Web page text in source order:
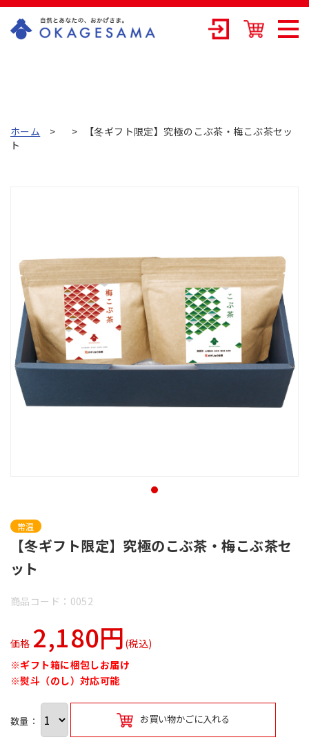
式会社の公式通
ホーム
【冬ギフト限定】究極のこぶ茶・梅こぶ茶セッ
ト
常温
【冬ギフト限定】究極のこぶ茶・梅こぶ茶セ
ット
商品コード：0052
価格 2,180円 (税込)
※ギフト箱に梱包しお届け
※熨斗（のし）対応可能
数量： お買い物かごに入れる